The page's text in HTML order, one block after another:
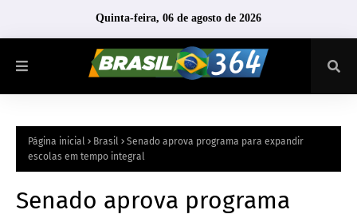
Quinta-feira, 06 de agosto de 2026
Página inicial Brasil
Senado aprova programa para expandir
escolas em tempo integral
Senado aprova programa